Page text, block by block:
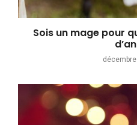
Sois un mage pour